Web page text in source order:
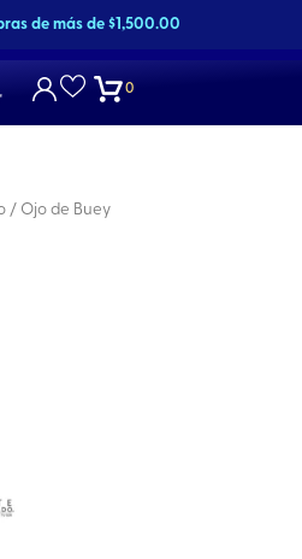
de más de $1,500.00
0
/ Ojo de Buey